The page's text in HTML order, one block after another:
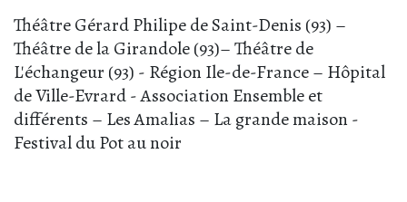
Théâtre Gérard Philipe de Saint-Denis (93) –
Théâtre de la Girandole (93)– Théâtre de
L'échangeur (93) - Région Ile-de-France – Hôpital
de Ville-Evrard - Association Ensemble et
différents – Les Amalias – La grande maison -
Festival du Pot au noir